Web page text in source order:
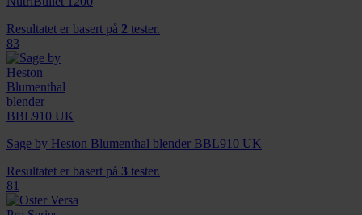
Resultatet er basert på 2 tester.
83
Sage by Heston Blumenthal blender BBL910 UK
Resultatet er basert på 3 tester.
81